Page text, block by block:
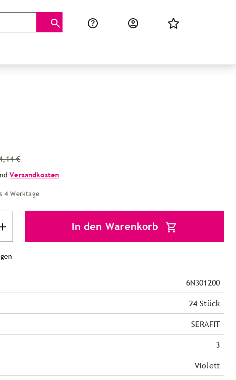
€
Versandkosten
4 Werktage
In den Warenkorb
6N301200
24 Stück
SERAFIT
3
Violett